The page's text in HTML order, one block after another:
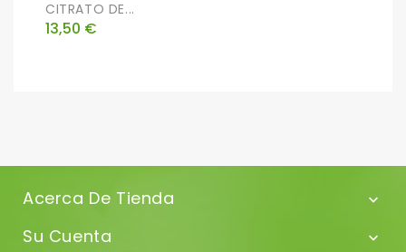
CITRATO DE...
Precio
13,50 €
Acerca De Tienda 
Su Cuenta 